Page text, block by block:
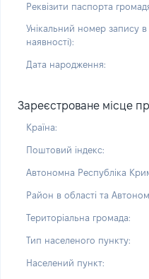
Реквізити паспорта
Унікальний номер запису
наявності):
Дата народження:
Зареєстроване місце
Країна:
Поштовий індекс:
Автономна Республіка
Район в області та
Територіальна громада:
Тип населеного пункту:
Населений пункт: